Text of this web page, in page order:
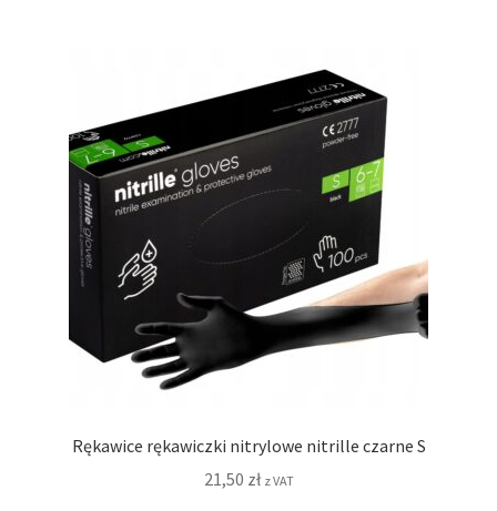
Rękawice rękawiczki nitrylowe nitrille czarne S
21,50 zł z VAT